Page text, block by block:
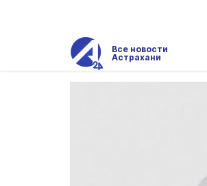
Все новости
Астрахани